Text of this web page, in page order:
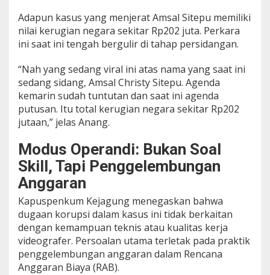
Adapun kasus yang menjerat Amsal Sitepu memiliki
nilai kerugian negara sekitar Rp202 juta. Perkara
ini saat ini tengah bergulir di tahap persidangan.
“Nah yang sedang viral ini atas nama yang saat ini
sedang sidang, Amsal Christy Sitepu. Agenda
kemarin sudah tuntutan dan saat ini agenda
putusan. Itu total kerugian negara sekitar Rp202
jutaan,” jelas Anang.
Modus Operandi: Bukan Soal
Skill, Tapi Penggelembungan
Anggaran
Kapuspenkum Kejagung menegaskan bahwa
dugaan korupsi dalam kasus ini tidak berkaitan
dengan kemampuan teknis atau kualitas kerja
videografer. Persoalan utama terletak pada praktik
penggelembungan anggaran dalam Rencana
Anggaran Biaya (RAB).